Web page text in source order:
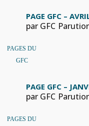
PAGES DU
GFC
PAGE GFC –
par GFC
PAGES DU
PAGE GFC –
par GFC